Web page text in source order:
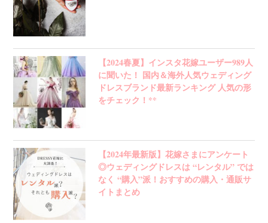
【2024春夏】インスタ花嫁ユーザー989人
に聞いた！ 国内＆海外人気ウェディング
ドレスブランド最新ランキング 人気の形
をチェック！**
【2024年最新版】花嫁さまにアンケート
◎ウェディングドレスは “レンタル” では
なく “購入”派！おすすめの購入・通販サ
イトまとめ